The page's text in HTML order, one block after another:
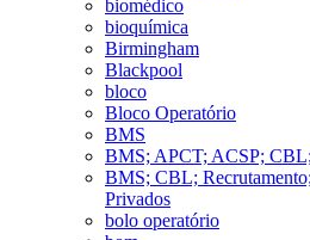
biomédico
bioquímica
Birmingham
Blackpool
bloco
Bloco Operatório
BMS
BMS; APCT; ACSP;
BMS; CBL;
Privados
bolo operatório